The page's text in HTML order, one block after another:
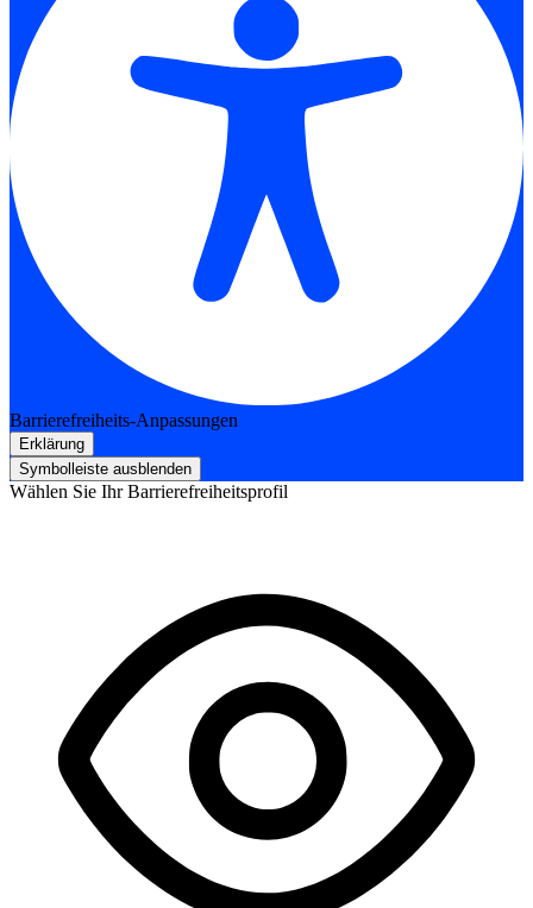
Barrierefreiheits-Anpassungen
Erklärung
Symbolleiste ausblenden
Wählen Sie Ihr Barrierefreiheitsprofil